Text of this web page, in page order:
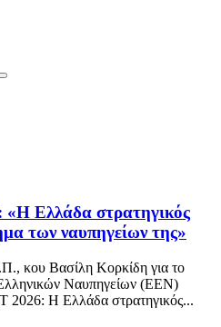
Ελλάδα στρατηγικός
των ναυπηγείων της»
κου Βασίλη Κορκίδη για το
Ναυπηγείων (ΕΕΝ)
Η Ελλάδα στρατηγικός...